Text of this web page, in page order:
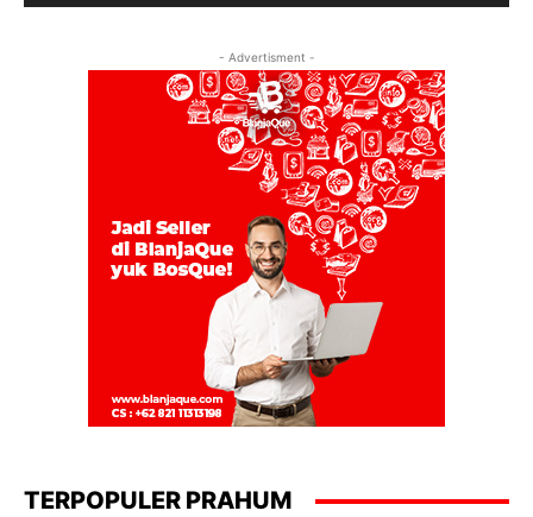
- Advertisment -
TERPOPULER PRAHUM